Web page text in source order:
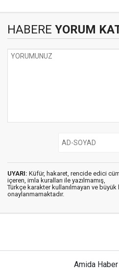
HABERE YORUM
UYARI: Küfür, hakaret, rencide edici
içeren, imla kuralları ile yazılmamış,
Türkçe karakter kullanılmayan ve büyük
onaylanmamaktadır.
Amida